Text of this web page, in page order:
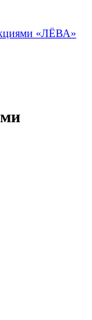
«ЛЁВА»